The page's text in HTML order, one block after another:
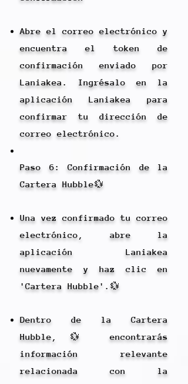
Abre el correo electrónico y
encuentra el token de
confirmación enviado por
Laniakea. Ingrésalo en la
aplicación Laniakea para
confirmar tu dirección de
correo electrónico.
Paso 6: Confirmación de la
Cartera Hubble💱
Una vez confirmado tu correo
electrónico, abre la
aplicación Laniakea
nuevamente y haz clic en
'Cartera Hubble'.💱
Dentro de la Cartera
Hubble,💱 encontrarás
información relevante
relacionada con la